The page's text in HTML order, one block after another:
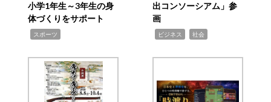
小学1年生～3年生の身
体づくりをサポート
スポーツ
出コンソーシアム」参
画
ビジネス 社会